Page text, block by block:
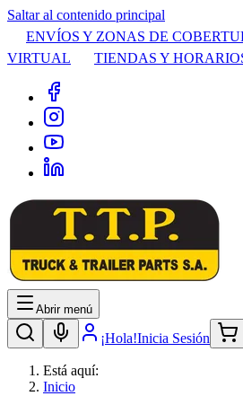
Saltar al contenido principal
ENVÍOS Y ZONAS DE
VIRTUAL
TIENDAS Y
Abrir menú
¡Hola!Inicia Sesión
Está aquí:
Inicio